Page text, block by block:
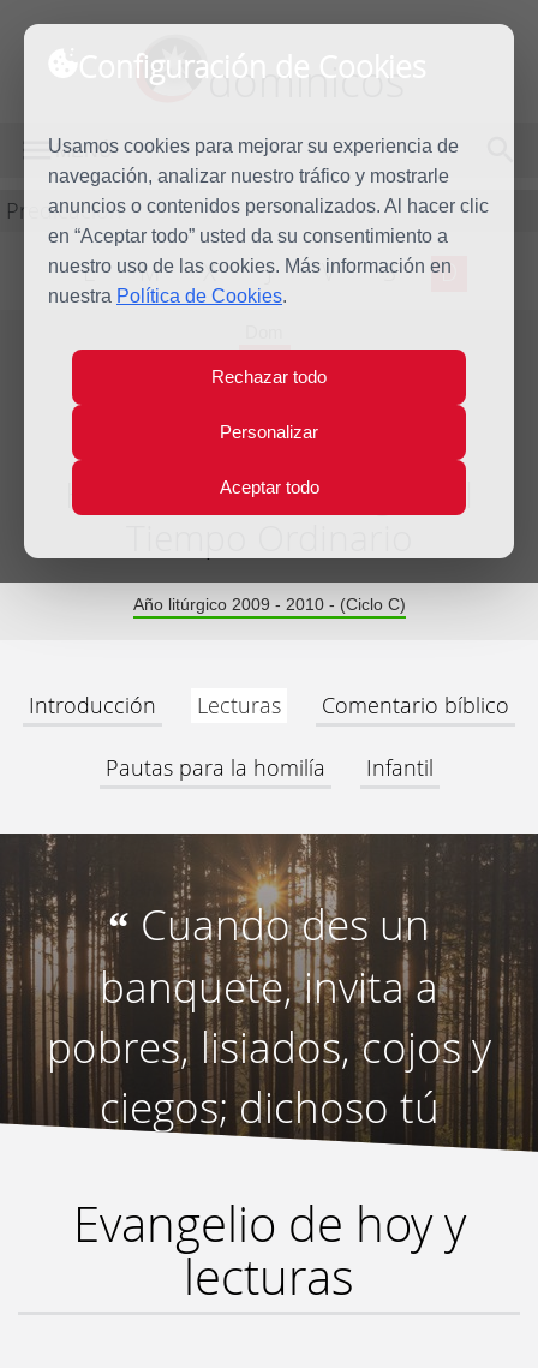
Configuración de Cookies
Usamos cookies para mejorar su experiencia de
navegación, analizar nuestro tráfico y mostrarle
anuncios o contenidos personalizados. Al hacer clic
en “Aceptar todo” usted da su consentimiento a
nuestro uso de las cookies. Más información en
nuestra Política de Cookies.
Rechazar todo
Personalizar
Aceptar todo
dominicos
MENÚ
Predicación
L M X J V S D
29
Ago
Homilía XXII Domingo del
Año litúrgico 2009 - 2010 - (Ciclo C)
Introducción Lecturas Comentario bíblico
Pautas para la homilía Infantil
“ Cuando des un
banquete, invita a
pobres, lisiados, cojos y
ciegos; dichoso tú
pagarte.”
Evangelio de hoy y
lecturas